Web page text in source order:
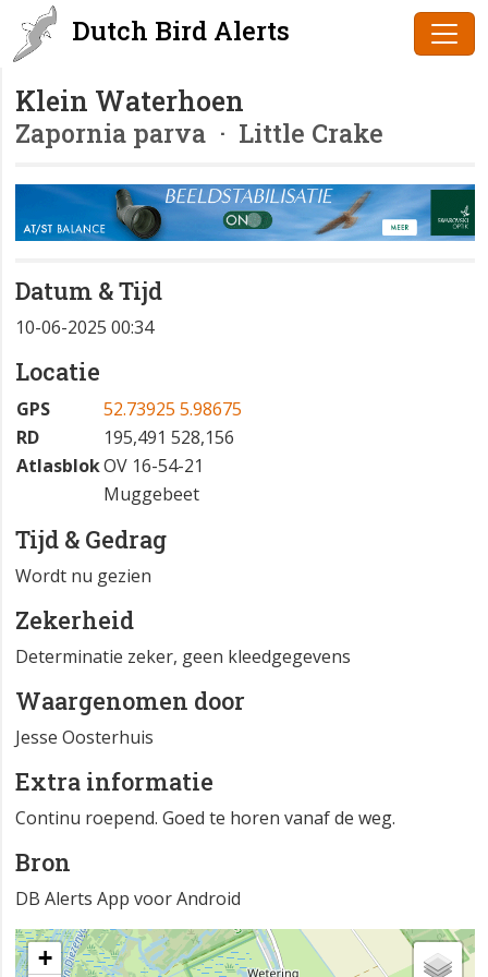
Dutch Bird Alerts
Klein Waterhoen
Zapornia parva · Little Crake
Datum & Tijd
10-06-2025 00:34
Locatie
GPS
52.73925 5.98675
RD
195,491 528,156
AtlasblokOV 16-54-21
Muggebeet
Tijd & Gedrag
Wordt nu gezien
Zekerheid
Determinatie zeker, geen kleedgegevens
Waargenomen door
Jesse Oosterhuis
Extra informatie
Continu roepend. Goed te horen vanaf de weg.
Bron
DB Alerts App voor Android
+